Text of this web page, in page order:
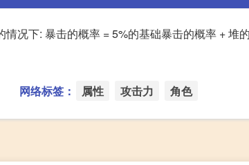
况下: 暴击的概率 = 5%的基础暴击的概率 + 堆
网络标签： 属性 攻击力 角色